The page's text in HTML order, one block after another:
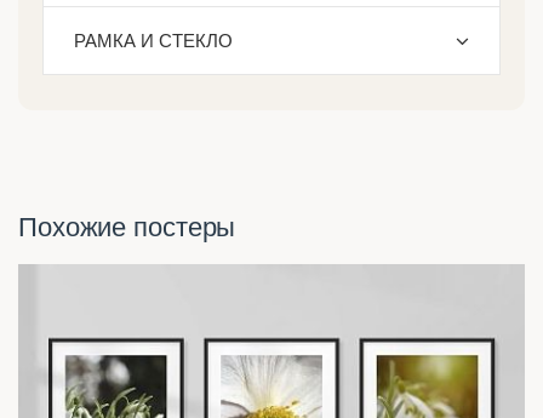
РАМКА И СТЕКЛО
Похожие постеры